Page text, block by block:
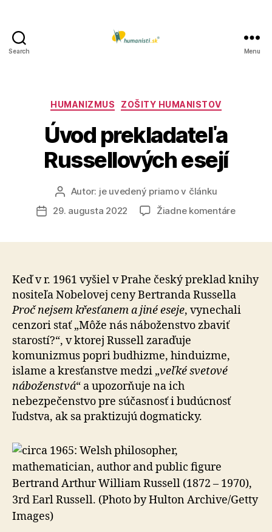
Search Menu
Kategórie
HUMANIZMUS ZOŠITY HUMANISTOV
Úvod prekladateľa
Russellových esejí
Autor
článku
Autor: je uvedený priamo v článku
Dátum
29. augusta 2022 Žiadne komentárena
Keď v r. 1961 vyšiel v Prahe český preklad knihy
nositeľa Nobelovej ceny Bertranda Russella
Proč nejsem křesťanem a jiné eseje, vynechali
cenzori stať „Môže nás náboženstvo zbaviť
starostí?“, v ktorej Russell zaraďuje
komunizmus popri budhizme, hinduizme,
islame a kresťanstve medzi „veľké svetové
náboženstvá“ a upozorňuje na ich
nebezpečenstvo pre súčasnosť i budúcnosť
ľudstva, ak sa praktizujú dogmaticky.